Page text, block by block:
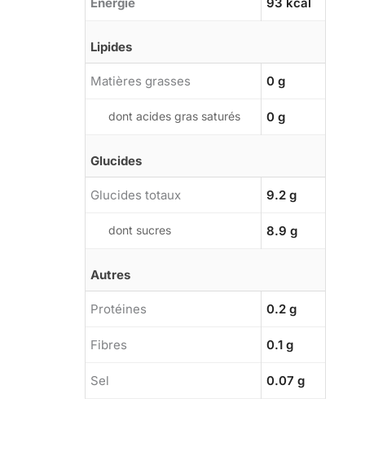
Lipides
Matières grasses 0 g
dont acides gras saturés 0 g
Glucides
Glucides totaux 9.2 g
dont sucres 8.9 g
Autres
Protéines 0.2 g
Fibres 0.1 g
Sel 0.07 g